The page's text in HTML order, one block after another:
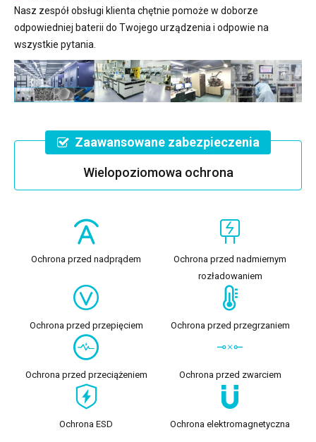
Nasz zespół obsługi klienta chętnie pomoże w doborze
odpowiedniej baterii do Twojego urządzenia i odpowie na
wszystkie pytania.
Zaawansowane zabezpieczenia
Wielopoziomowa ochrona
Ochrona przed nadprądem
Ochrona przed nadmiernym
rozładowaniem
Ochrona przed przepięciem Ochrona przed przegrzaniem
Ochrona przed przeciążeniem Ochrona przed zwarciem
Ochrona ESD Ochrona elektromagnetyczna